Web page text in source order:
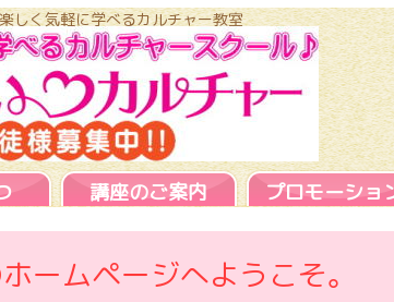
しく気軽に学べるカルチャー教室
ームページへようこそ。
講座のご案内 プロモーショ